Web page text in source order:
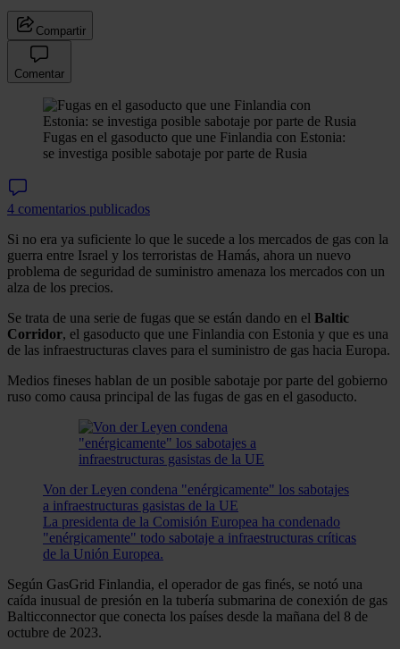
Compartir
Comentar
Fugas en el gasoducto que une Finlandia con Estonia:
se investiga posible sabotaje por parte de Rusia
4 comentarios publicados
Si no era ya suficiente lo que le sucede a los mercados de gas con la
guerra entre Israel y los terroristas de Hamás, ahora un nuevo
problema de seguridad de suministro amenaza los mercados con un
alza de los precios.
Se trata de una serie de fugas que se están dando en el Baltic
Corridor, el gasoducto que une Finlandia con Estonia y que es una
de las infraestructuras claves para el suministro de gas hacia Europa.
Medios fineses hablan de un posible sabotaje por parte del gobierno
ruso como causa principal de las fugas de gas en el gasoducto.
Von der Leyen condena "enérgicamente" los sabotajes
a infraestructuras gasistas de la UE
La presidenta de la Comisión Europea ha condenado
"enérgicamente" todo sabotaje a infraestructuras críticas
de la Unión Europea.
Según GasGrid Finlandia, el operador de gas finés, se notó una
caída inusual de presión en la tubería submarina de conexión de gas
Balticconnector que conecta los países desde la mañana del 8 de
octubre de 2023.